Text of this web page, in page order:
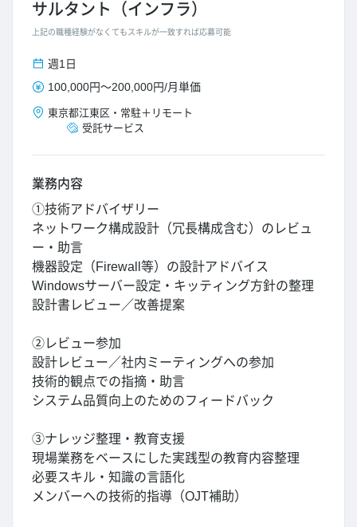
サルタント（インフラ）
上記の職種経験がなくてもスキルが一致すれば応募可能
週1日
100,000円～200,000円/月単価
東京都江東区 ・ 常駐＋リモート
受託サービス
業務内容
①技術アドバイザリー
ネットワーク構成設計（冗長構成含む）のレビュ
ー・助言
機器設定（Firewall等）の設計アドバイス
Windowsサーバー設定・キッティング方針の整理
設計書レビュー／改善提案
②レビュー参加
設計レビュー／社内ミーティングへの参加
技術的観点での指摘・助言
システム品質向上のためのフィードバック
③ナレッジ整理・教育支援
現場業務をベースにした実践型の教育内容整理
必要スキル・知識の言語化
メンバーへの技術的指導（OJT補助）